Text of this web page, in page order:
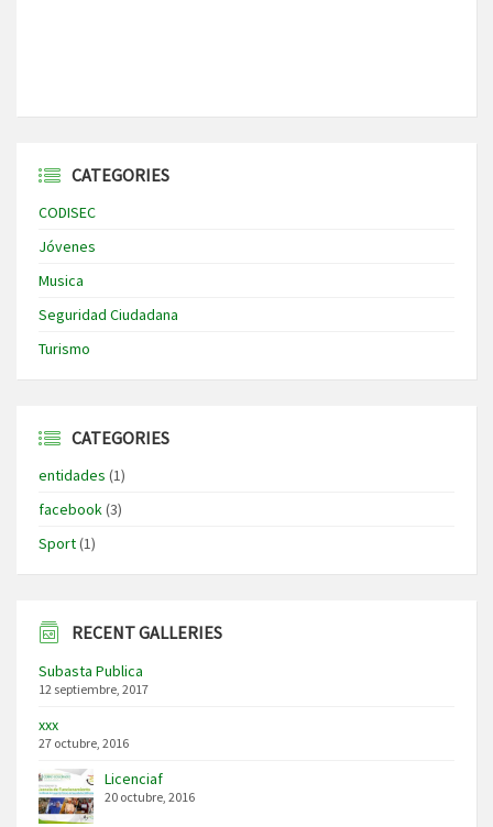
CATEGORIES
CODISEC
Jóvenes
Musica
Seguridad Ciudadana
Turismo
CATEGORIES
entidades (1)
facebook(3)
Sport(1)
RECENT GALLERIES
Subasta Publica
12 septiembre, 2017
xxx
27 octubre, 2016
Licenciaf
20 octubre, 2016